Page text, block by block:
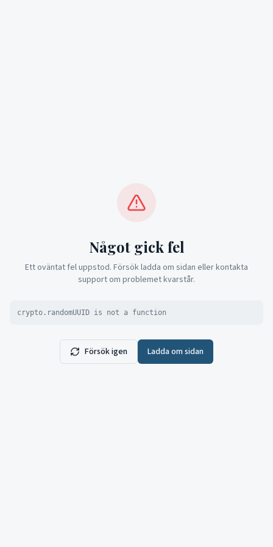
Något gick fel
Ett oväntat fel uppstod. Försök ladda om sidan eller kontakta
support om problemet kvarstår.
crypto.randomUUID is not a function
Försök igen Ladda om sidan